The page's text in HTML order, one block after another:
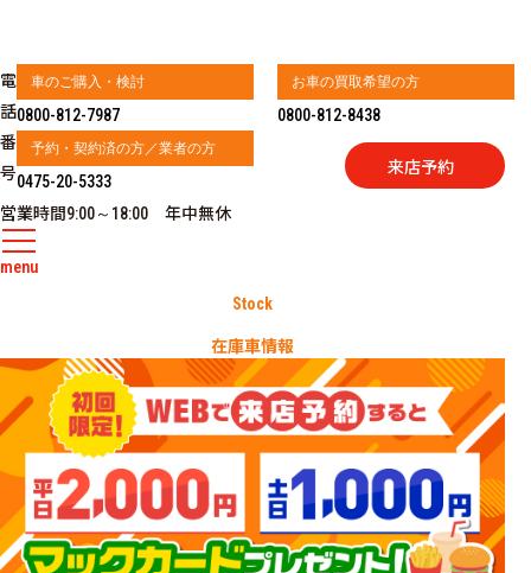
電
話
番
号
車のご購入・検討
0800-812-7987
お車の買取希望の方
0800-812-8438
予約・契約済の方／業者の方
0475-20-5333
営業時間9:00～18:00 年中無休
来店予約
menu
在庫車情報
Stock